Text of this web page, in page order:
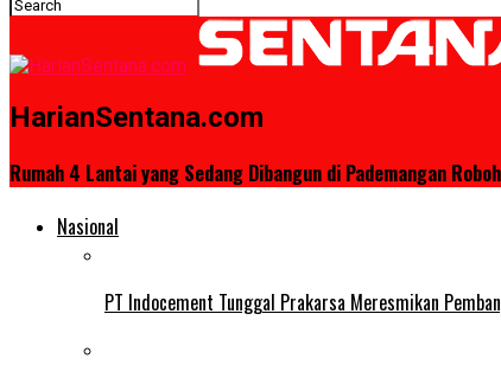
HarianSentana.com
Rumah 4 Lantai yang Sedang Dibangun di Pademangan
Nasional
PT Indocement Tunggal Prakarsa Meresmikan